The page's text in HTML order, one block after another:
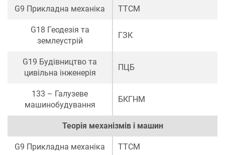
G9 Прикладна механіка ТТСМ
G18 Геодезія та
землеустрій
ГЗК
G19 Будівництво та
цивільна інженерія
ПЦБ
133 – Галузеве
машинобудування
БКГНМ
Теорія механізмів і машин
G9 Прикладна механіка ТТСМ